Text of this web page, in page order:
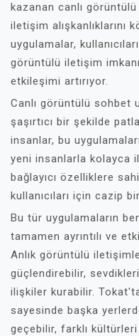
kazanan canlı
iletişim alışkanlıklarını
uygulamalar,
görüntülü iletişim
etkileşimi artırıyor.
Canlı görüntülü sohbet
şaşırtıcı bir şekilde
insanlar, bu
yeni insanlarla kolayca
bağlayıcı özelliklere
kullanıcıları için cazip
Bu tür uygulamaların
tamamen ayrıntılı ve
Anlık görüntülü
güçlendirebilir,
ilişkiler kurabilir.
sayesinde başka
geçebilir, farklı